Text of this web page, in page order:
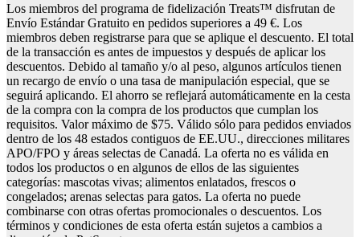
Los miembros del programa de fidelización Treats™ disfrutan de
Envío Estándar Gratuito en pedidos superiores a 49 €. Los
miembros deben registrarse para que se aplique el descuento. El total
de la transacción es antes de impuestos y después de aplicar los
descuentos. Debido al tamaño y/o al peso, algunos artículos tienen
un recargo de envío o una tasa de manipulación especial, que se
seguirá aplicando. El ahorro se reflejará automáticamente en la cesta
de la compra con la compra de los productos que cumplan los
requisitos. Valor máximo de $75. Válido sólo para pedidos enviados
dentro de los 48 estados contiguos de EE.UU., direcciones militares
APO/FPO y áreas selectas de Canadá. La oferta no es válida en
todos los productos o en algunos de ellos de las siguientes
categorías: mascotas vivas; alimentos enlatados, frescos o
congelados; arenas selectas para gatos. La oferta no puede
combinarse con otras ofertas promocionales o descuentos. Los
términos y condiciones de esta oferta están sujetos a cambios a